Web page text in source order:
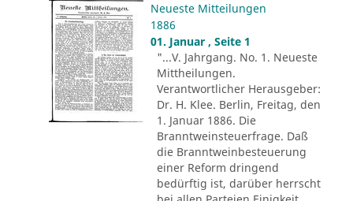
Neueste Mitteilungen
1886
01. Januar , Seite 1
"...V. Jahrgang. No. 1. Neueste
Mittheilungen.
Verantwortlicher Herausgeber:
Dr. H. Klee. Berlin, Freitag, den
1. Januar 1886. Die
Branntweinsteuerfrage. Daß
die Branntweinbesteuerung
einer Reform dringend
bedürftig ist, darüber herrscht